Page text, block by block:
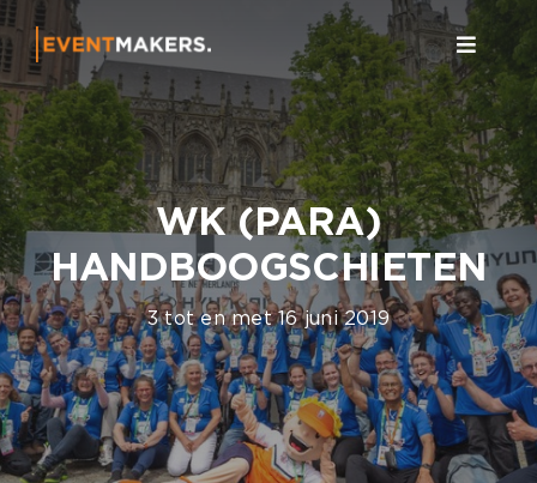
naar
inhoud
Toggle
Home
Over
WK (PARA)
HANDBOOGSCHIETEN
3 tot en met 16 juni 2019